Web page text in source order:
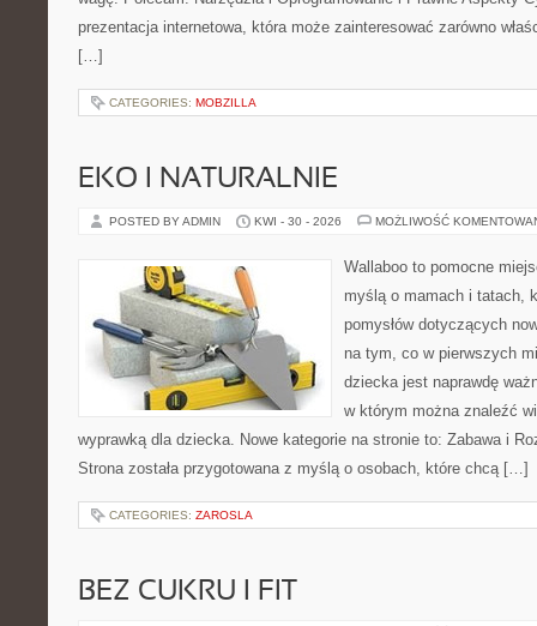
prezentacja internetowa, która może zainteresować zarówno
[…]
CATEGORIES: MOBZILLA
EKO I NATURALNIE
POSTED BY ADMIN KWI - 30 - 2026 MOŻLIWOŚĆ
Wallaboo to pomocne
myślą o mamach i tatach,
pomysłów dotyczących
na tym, co w pierwszych
dziecka jest naprawdę
w którym można znaleźć
wyprawką dla dziecka. Nowe kategorie na stronie to: Zabawa i
Strona została przygotowana z myślą o osobach, które chcą […]
CATEGORIES: ZAROSLA
BEZ CUKRU I FIT